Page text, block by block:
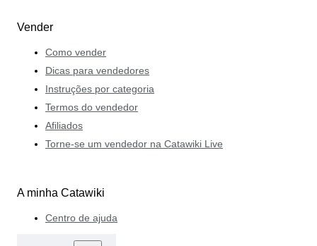
Vender
Como vender
Dicas para vendedores
Instruções por categoria
Termos do vendedor
Afiliados
Torne-se um vendedor na Catawiki Live
A minha Catawiki
Centro de ajuda